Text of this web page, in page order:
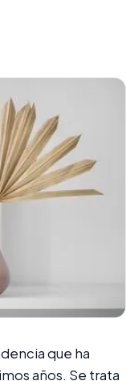
que ha
años. Se trata